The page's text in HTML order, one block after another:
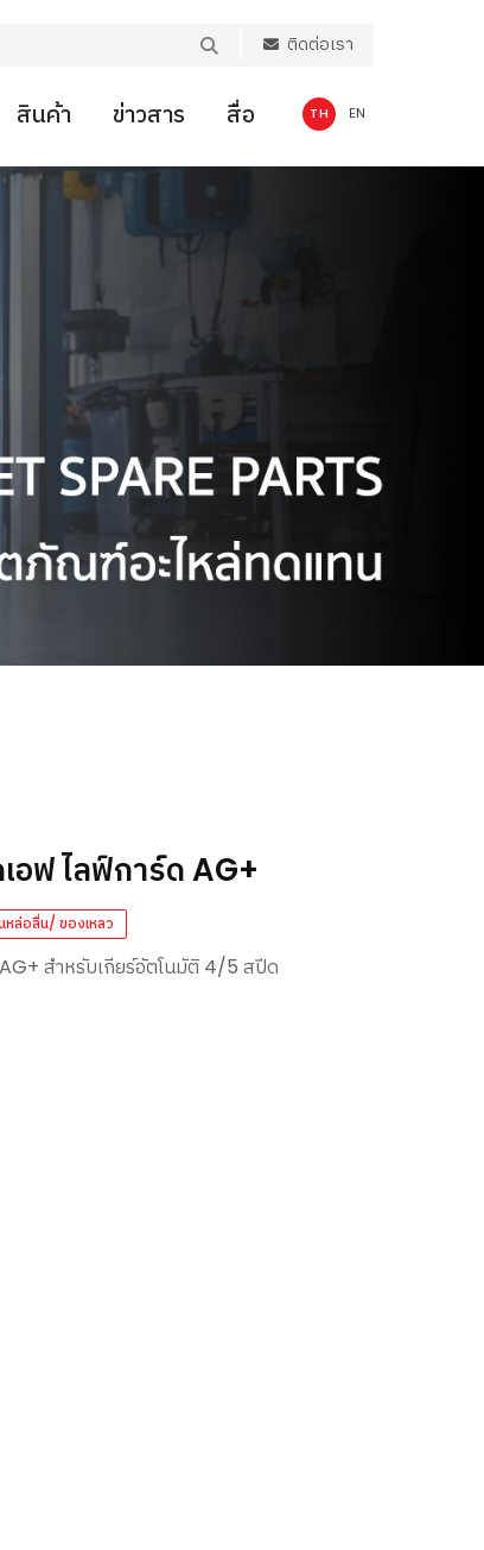
ติดต่อเรา
TH EN
สินค้า ข่าวสาร สื่อ
อฟ ไลฟ์การ์ด AG+
หล่อลื่น/ ของเหลว
สำหรับเกียร์อัตโนมัติ 4/5 สปีด